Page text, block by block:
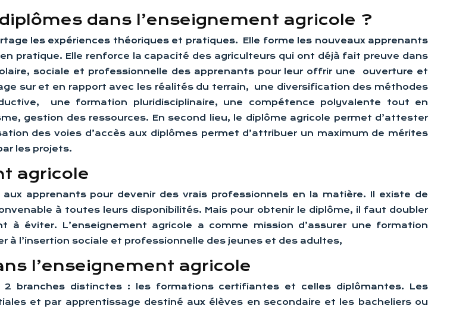
dans l’enseignement agricole ?
les expériences théoriques et pratiques. Elle forme les nouveaux apprenants
pratique. Elle renforce la capacité des agriculteurs qui ont déjà fait preuve dans
sociale et professionnelle des apprenants pour leur offrir une ouverture et
sur et en rapport avec les réalités du terrain, une diversification des méthodes
une formation pluridisciplinaire, une compétence polyvalente tout en
gestion des ressources. En second lieu, le diplôme agricole permet d’attester
des voies d’accès aux diplômes permet d’attribuer un maximum de mérites
les projets.
agricole
apprenants pour devenir des vrais professionnels en la matière. Il existe de
à toutes leurs disponibilités. Mais pour obtenir le diplôme, il faut doubler
éviter. L’enseignement agricole a comme mission d’assurer une formation
l’insertion sociale et professionnelle des jeunes et des adultes,
l’enseignement agricole
2 branches distinctes : les formations certifiantes et celles diplômantes. Les
et par apprentissage destiné aux élèves en secondaire et les bacheliers ou